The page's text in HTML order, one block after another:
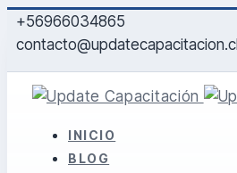
+56966034865
contacto@updatecapacitacion.cl
INICIO
BLOG